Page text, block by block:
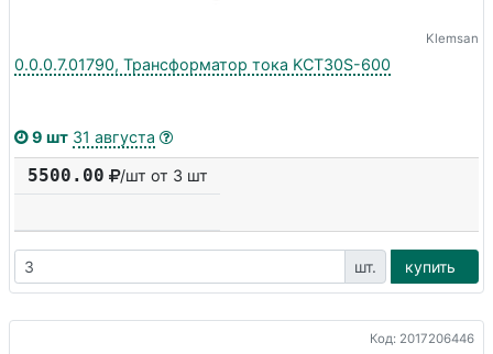
Klemsan
0.0.0.7.01790, Трансформатор тока KCT30S-600
9 шт 31 августа
5500.00 /шт от 3 шт
шт. купить
Код: 2017206446